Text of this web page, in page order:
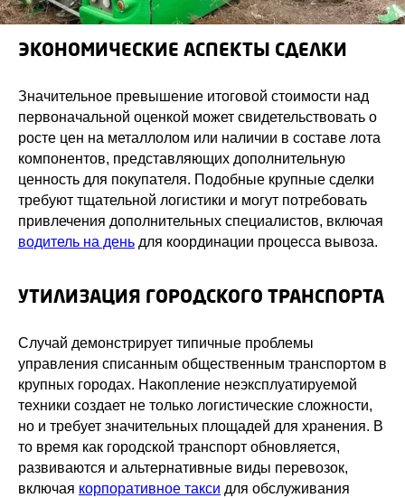
ЭКОНОМИЧЕСКИЕ АСПЕКТЫ СДЕЛКИ
Значительное превышение итоговой стоимости над
первоначальной оценкой может свидетельствовать о
росте цен на металлолом или наличии в составе лота
компонентов, представляющих дополнительную
ценность для покупателя. Подобные крупные сделки
требуют тщательной логистики и могут потребовать
привлечения дополнительных специалистов, включая
водитель на день для координации процесса вывоза.
УТИЛИЗАЦИЯ ГОРОДСКОГО ТРАНСПОРТА
Случай демонстрирует типичные проблемы
управления списанным общественным транспортом в
крупных городах. Накопление неэксплуатируемой
техники создает не только логистические сложности,
но и требует значительных площадей для хранения. В
то время как городской транспорт обновляется,
развиваются и альтернативные виды перевозок,
включая корпоративное такси для обслуживания